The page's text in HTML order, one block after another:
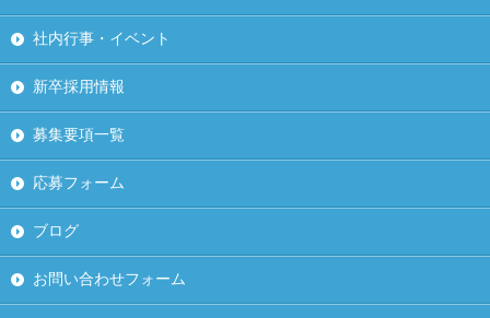
社内行事・イベント
新卒採用情報
募集要項一覧
応募フォーム
ブログ
お問い合わせフォーム